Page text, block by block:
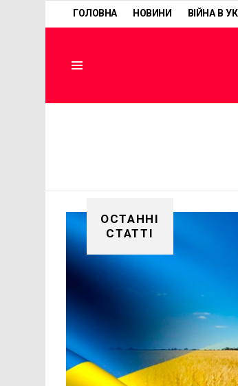
ГОЛОВНА НОВИНИ ВІЙНА В
ОСТАННІ
СТАТТІ